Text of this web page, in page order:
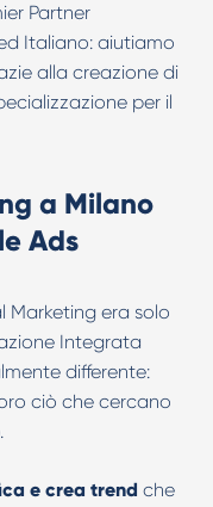
Partner
Italiano: aiutiamo
alla creazione di
per il
a Milano
Ads
Marketing era solo
Integrata
differente:
ciò che cercano
e crea trend che